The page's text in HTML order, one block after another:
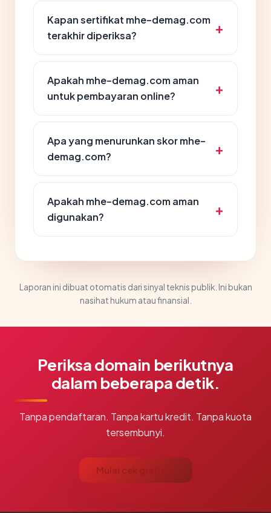
Kapan sertifikat mhe-demag.com
terakhir diperiksa?
Apakah mhe-demag.com aman
untuk pembayaran online?
Apa yang menurunkan skor mhe-
demag.com?
Apakah mhe-demag.com aman
digunakan?
Laporan ini dibuat otomatis dari sinyal teknis publik. Ini bukan
nasihat hukum atau finansial.
Periksa domain berikutnya
dalam beberapa detik.
Tanpa pendaftaran. Tanpa kartu kredit. Tanpa kuota
tersembunyi.
Mulai cek gratis →